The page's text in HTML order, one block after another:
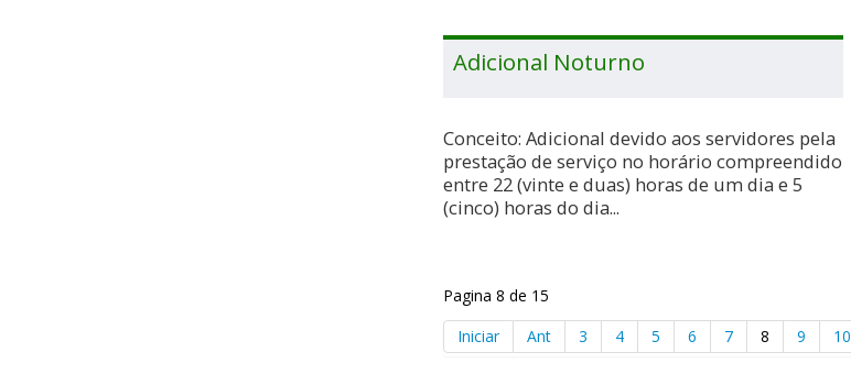
Adicional Noturno
Conceito: Adicional devido aos servidores pela
prestação de serviço no horário compreendido
entre 22 (vinte e duas) horas de um dia e 5
(cinco) horas do dia...
Pagina 8 de 15
Iniciar
Ant 3 4 5 6 7 8 9 10